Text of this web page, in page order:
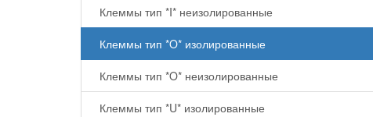
Клеммы тип *I* неизолированные
Клеммы тип *O* изолированные
Клеммы тип *O* неизолированные
Клеммы тип *U* изолированные